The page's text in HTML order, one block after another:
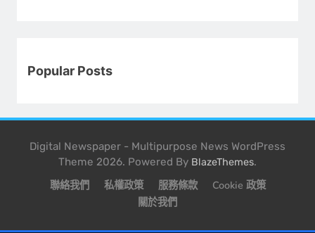
Popular Posts
Digital Newspaper - Multipurpose News WordPress
Theme 2026. Powered By BlazeThemes.
聯絡我們 私權政策 服務條款
Cookie 政策
關於我們